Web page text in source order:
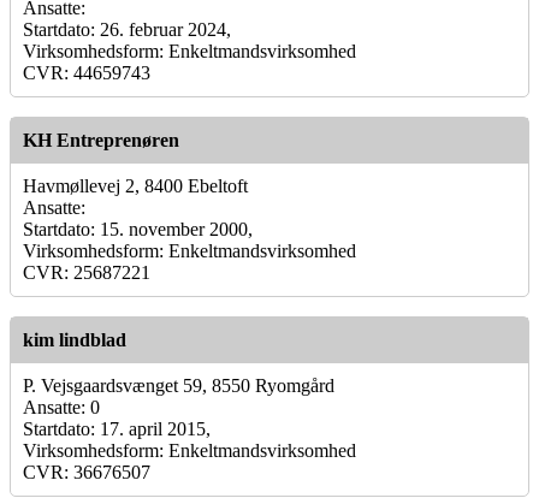
Ansatte:
Startdato: 26. februar 2024,
Virksomhedsform: Enkeltmandsvirksomhed
CVR: 44659743
KH Entreprenøren
Havmøllevej 2, 8400 Ebeltoft
Ansatte:
Startdato: 15. november 2000,
Virksomhedsform: Enkeltmandsvirksomhed
CVR: 25687221
kim lindblad
P. Vejsgaardsvænget 59, 8550 Ryomgård
Ansatte: 0
Startdato: 17. april 2015,
Virksomhedsform: Enkeltmandsvirksomhed
CVR: 36676507